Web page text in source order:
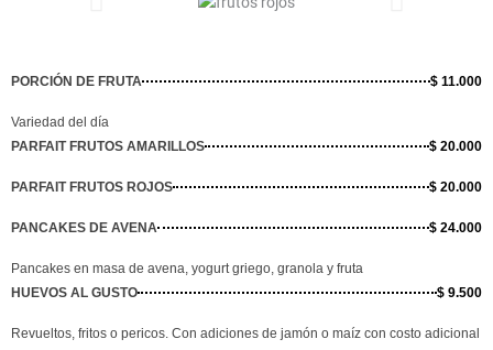
PORCIÓN DE FRUTA $ 11.000
Variedad del día
PARFAIT FRUTOS AMARILLOS
$ 20.000
PARFAIT FRUTOS ROJOS $ 20.000
PANCAKES DE AVENA $ 24.000
Pancakes en masa de avena, yogurt griego, granola y fruta
HUEVOS AL GUSTO
$ 9.500
Revueltos, fritos o pericos. Con adiciones de jamón o maíz con costo adicional